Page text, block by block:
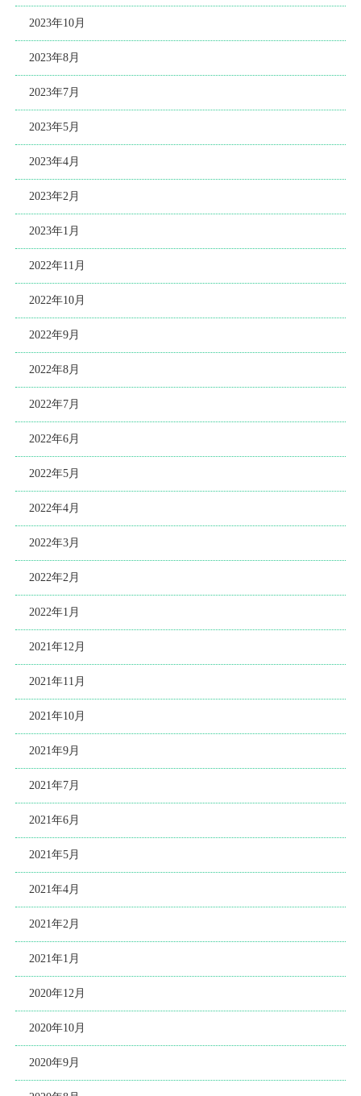
2023年10月
2023年8月
2023年7月
2023年5月
2023年4月
2023年2月
2023年1月
2022年11月
2022年10月
2022年9月
2022年8月
2022年7月
2022年6月
2022年5月
2022年4月
2022年3月
2022年2月
2022年1月
2021年12月
2021年11月
2021年10月
2021年9月
2021年7月
2021年6月
2021年5月
2021年4月
2021年2月
2021年1月
2020年12月
2020年10月
2020年9月